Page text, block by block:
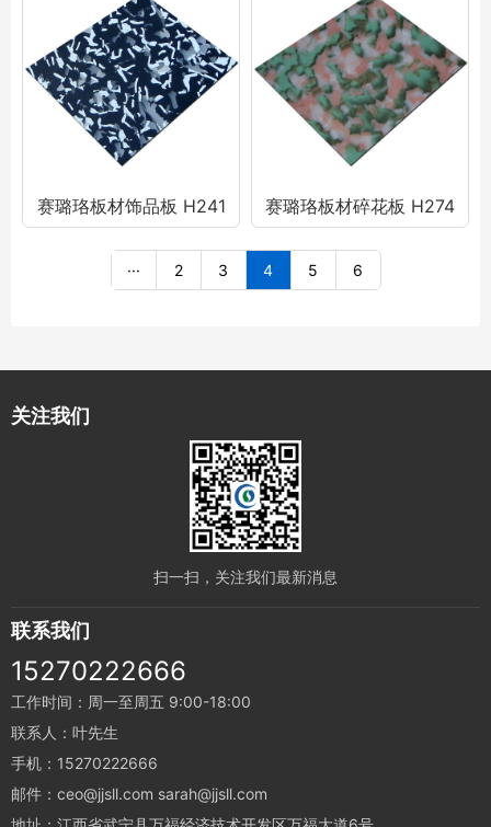
赛璐珞板材饰品板 H241 赛璐珞板材碎花板 H274
··· 2 3 4 5 6
关注我们
扫一扫，关注我们最新消息
联系我们
15270222666
工作时间：周一至周五 9:00-18:00
联系人：叶先生
手机：15270222666
邮件：ceo@jjsll.com sarah@jjsll.com